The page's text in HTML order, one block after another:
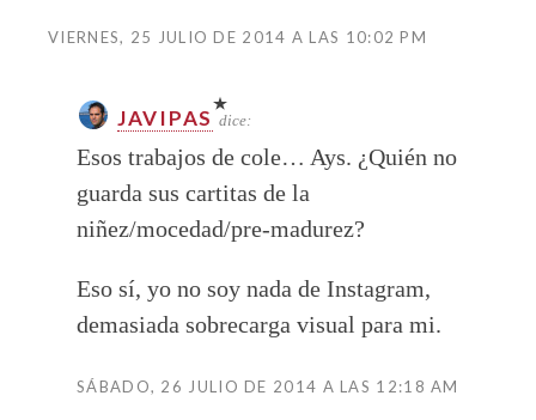
VIERNES, 25 JULIO DE 2014 A LAS 10:02 PM
JAVIPAS dice:
Esos trabajos de cole… Ays. ¿Quién no
guarda sus cartitas de la
niñez/mocedad/pre-madurez?
Eso sí, yo no soy nada de Instagram,
demasiada sobrecarga visual para mi.
SÁBADO, 26 JULIO DE 2014 A LAS 12:18 AM